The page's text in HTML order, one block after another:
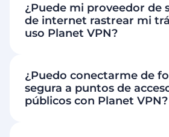
¿Puede mi proveedor de
de internet rastrear mi
uso Planet VPN?
¿Puedo conectarme de
segura a puntos de
públicos con Planet VPN?